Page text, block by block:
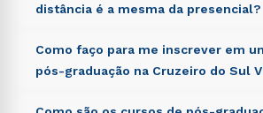
distância é a mesma da presencial?
Sed ut perspiciatis unde omnis iste
voluptatem accusantium doloremque
totam rem aperiam, eaque ipsa quae
Como faço para me inscrever em
pós-graduação na Cruzeiro do Sul
Sed ut perspiciatis unde omnis iste